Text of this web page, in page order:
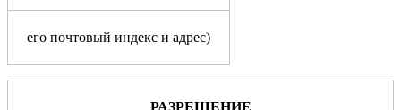
его почтовый индекс и адрес)
РАЗРЕШЕНИЕ